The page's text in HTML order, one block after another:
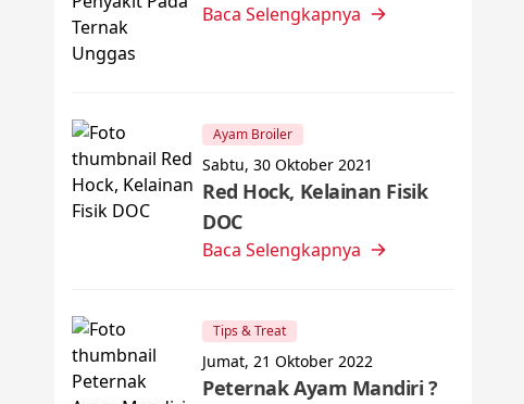
Baca Selengkapnya
Ayam Broiler
Sabtu, 30 Oktober 2021
Red Hock, Kelainan Fisik
DOC
Baca Selengkapnya
Tips & Treat
Jumat, 21 Oktober 2022
Peternak Ayam Mandiri ?